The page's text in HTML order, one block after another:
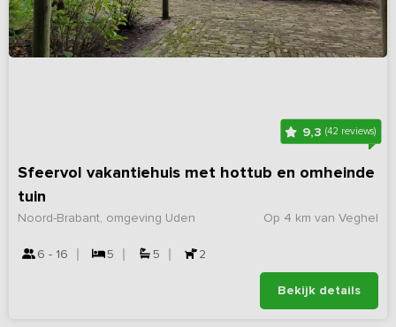
9,3(42 reviews)
Sfeervol vakantiehuis met hottub en omheinde
tuin
Op 4 km van Veghel
Noord-Brabant, omgeving Uden
6 - 16 5 5 2
Bekijk details